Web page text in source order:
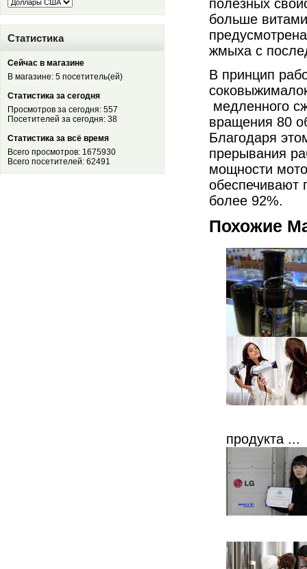
Статистика
Сейчас в магазине
В магазине: 5 посетитель(ей)
Статистика за сегодня
Просмотров за сегодня: 557
Посетителей за сегодня: 38
Статистика за всё время
Всего просмотров: 1675930
Всего посетителей: 62491
полезных
больше
жмыха с
В принцип
медленного
вращения 80
Благодаря
прерывания
мощности
обеспечивают
более 92%.
Похожие
продукта ...